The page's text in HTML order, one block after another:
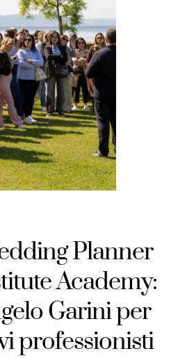
Planner
Academy:
Garini per
professionisti